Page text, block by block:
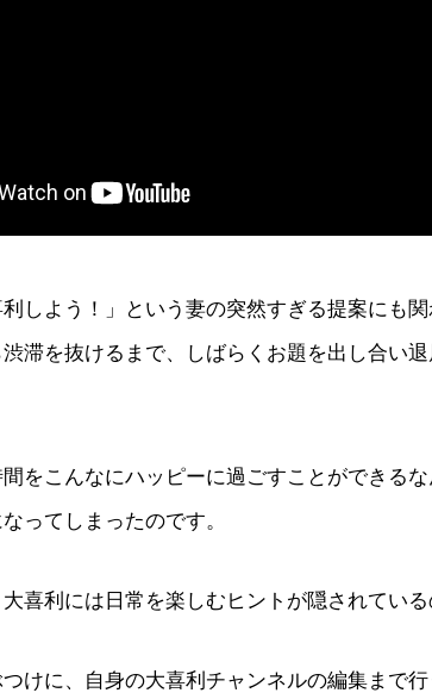
しよう！」という妻の突然すぎる提案にも
滞を抜けるまで、しばらくお題を出し合い
をこんなにハッピーに過ごすことができる
ってしまったのです。
喜利には日常を楽しむヒントが隠されている
けに、自身の大喜利チャンネルの編集まで